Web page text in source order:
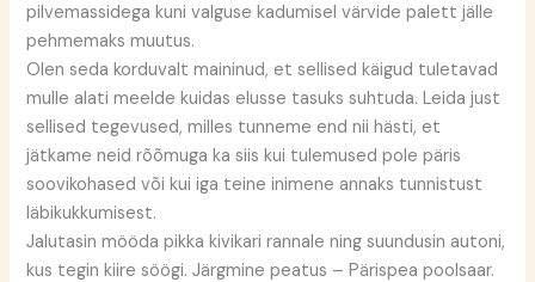
pilvemassidega kuni valguse kadumisel värvide palett jälle
pehmemaks muutus.
Olen seda korduvalt maininud, et sellised käigud tuletavad
mulle alati meelde kuidas elusse tasuks suhtuda. Leida just
sellised tegevused, milles tunneme end nii hästi, et
jätkame neid rõõmuga ka siis kui tulemused pole päris
soovikohased või kui iga teine inimene annaks tunnistust
läbikukkumisest.
Jalutasin mööda pikka kivikari rannale ning suundusin autoni,
kus tegin kiire söögi. Järgmine peatus – Pärispea poolsaar.